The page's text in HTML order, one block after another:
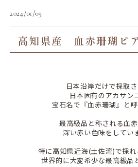
2024/01/05
高知県産 血赤珊瑚ピ
日本沿岸だけで採取
日本固有のアカサン
宝石名で『血赤珊瑚』と呼
最高級品と称される血
深い赤い色味をしてい
特に高知県近海(土佐湾)で採
世界的に大変希少な最高級品